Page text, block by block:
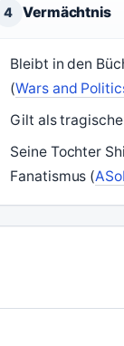
4 Vermächtnis
Bleibt in den
(Wars and
Gilt als
Seine Tochter
Fanatismus (